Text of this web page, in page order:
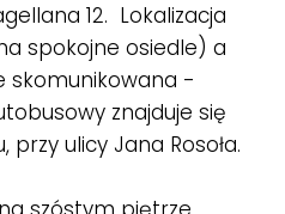
12. Lokalizacja
spokojne osiedle) a
skomunikowana -
znajduje się
przy ulicy Jana Rosoła.